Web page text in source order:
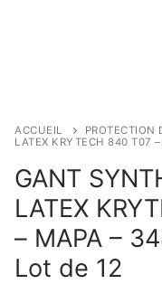
ACCUEIL PROTECTION
LATEX KRYTECH 840 T07
GANT
LATEX
– MAPA –
Lot de 12